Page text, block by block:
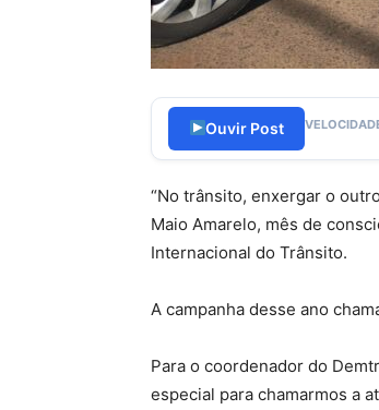
Ouvir Post
“No trânsito, enxergar o
Maio Amarelo, mês de
Internacional do Trânsito.
A campanha desse ano
Para o coordenador do
especial para chamarmos a